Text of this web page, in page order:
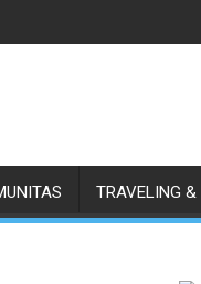
TRAVELING &